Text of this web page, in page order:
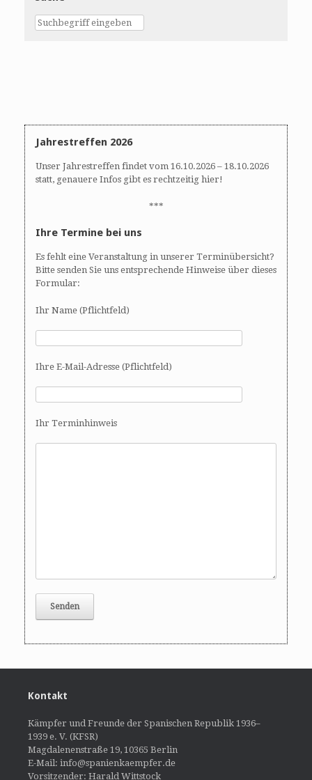
g
t
i
Jahrestreffen 2026
Unser Jahrestreffen findet vom 16.10.2026 – 18.10.2026
statt, genauere Infos gibt es rechtzeitig hier!
***
Ihre Termine bei uns
Es fehlt eine Veranstaltung in unserer Terminübersicht?
Bitte senden Sie uns entsprechende Hinweise über dieses
Formular:
Ihr Name (Pflichtfeld)
Ihre E-Mail-Adresse (Pflichtfeld)
Ihr Terminhinweis
Kontakt
Kämpfer und Freunde der Spanischen Republik 1936–
1939 e. V. (KFSR)
Magdalenenstraße 19, 10365 Berlin
E-Mail: info@spanienkaempfer.de
Vorsitzender: Harald Wittstock